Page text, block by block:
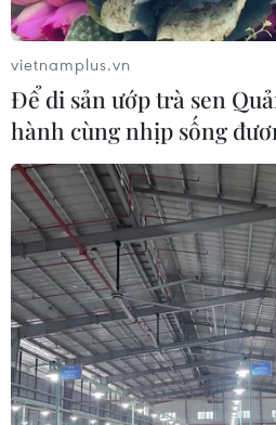
vietnamplus.vn
Để di sản ướp trà sen
hành cùng nhịp sống